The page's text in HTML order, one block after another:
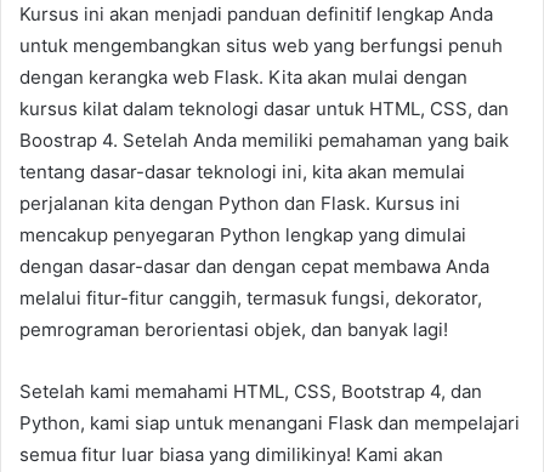
Kursus ini akan menjadi panduan definitif lengkap Anda
untuk mengembangkan situs web yang berfungsi penuh
dengan kerangka web Flask. Kita akan mulai dengan
kursus kilat dalam teknologi dasar untuk HTML, CSS, dan
Boostrap 4. Setelah Anda memiliki pemahaman yang baik
tentang dasar-dasar teknologi ini, kita akan memulai
perjalanan kita dengan Python dan Flask. Kursus ini
mencakup penyegaran Python lengkap yang dimulai
dengan dasar-dasar dan dengan cepat membawa Anda
melalui fitur-fitur canggih, termasuk fungsi, dekorator,
pemrograman berorientasi objek, dan banyak lagi!
Setelah kami memahami HTML, CSS, Bootstrap 4, dan
Python, kami siap untuk menangani Flask dan mempelajari
semua fitur luar biasa yang dimilikinya! Kami akan